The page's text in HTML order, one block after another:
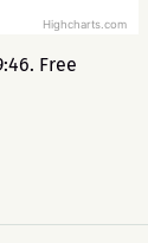
Highcharts.com
Free